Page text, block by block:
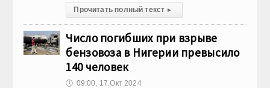
Прочитать полный текст ▸
Число погибших при взрыве
бензовоза в Нигерии превысило
140 человек
🕔 09:00, 17.Окт 2024